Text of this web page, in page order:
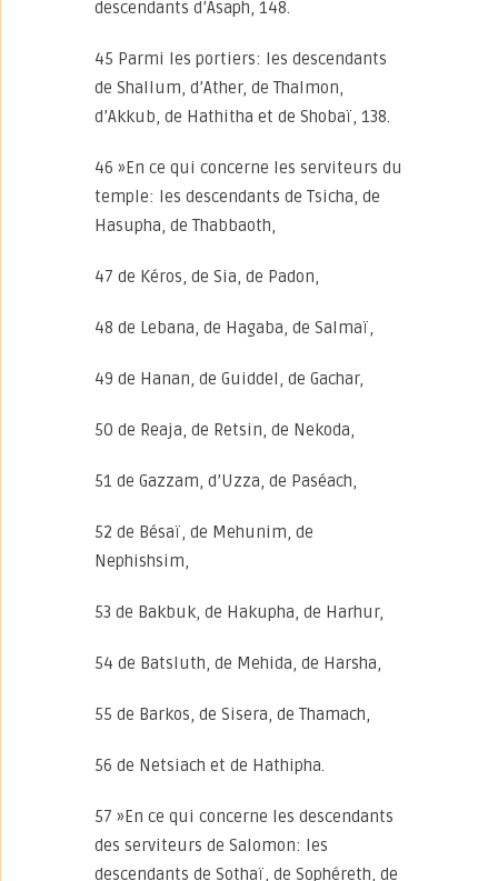
descendants d’Asaph, 148.
45 Parmi les portiers: les descendants
de Shallum, d’Ather, de Thalmon,
d’Akkub, de Hathitha et de Shobaï, 138.
46 »En ce qui concerne les serviteurs du
temple: les descendants de Tsicha, de
Hasupha, de Thabbaoth,
47 de Kéros, de Sia, de Padon,
48 de Lebana, de Hagaba, de Salmaï,
49 de Hanan, de Guiddel, de Gachar,
50 de Reaja, de Retsin, de Nekoda,
51 de Gazzam, d’Uzza, de Paséach,
52 de Bésaï, de Mehunim, de
Nephishsim,
53 de Bakbuk, de Hakupha, de Harhur,
54 de Batsluth, de Mehida, de Harsha,
55 de Barkos, de Sisera, de Thamach,
56 de Netsiach et de Hathipha.
57 »En ce qui concerne les descendants
des serviteurs de Salomon: les
descendants de Sothaï, de Sophéreth, de